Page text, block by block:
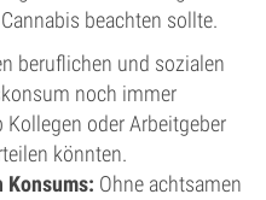
beachten sollte.
beruflichen und sozialen
noch immer
oder Arbeitgeber
könnten.
Konsums: Ohne achtsamen